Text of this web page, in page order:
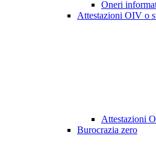
Oneri
Attestazioni OIV o
Attestazioni
Burocrazia zero